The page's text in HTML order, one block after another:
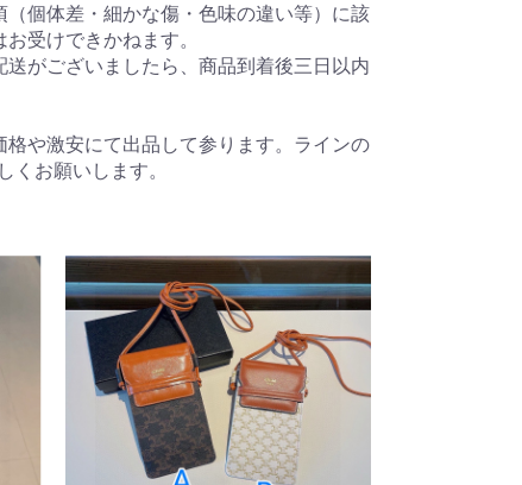
（個体差・細かな傷・色味の違い等）に該
受けできかねます。
送がございましたら、商品到着後三日以内
や激安にて出品して参ります。ラインの
くお願いします。